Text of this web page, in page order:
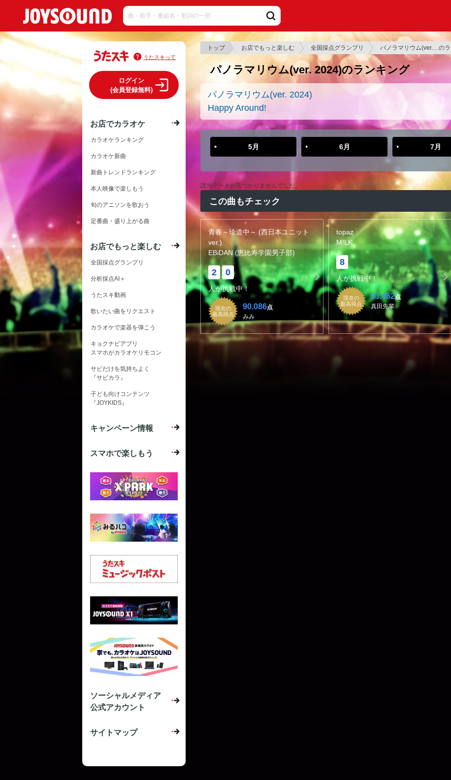
トップ お店でもっと楽しむ 全国採点グランプリ パノラマリウム(ver.…の
パノラマリウム(ver. 2024)のランキング
パノラマリウム(ver. 2024)
Happy Around!
5月 6月 7月
該当データが見つかりませんでした。
この曲もチェック
青春～珍道中～ (西日本ユニット
ver.)
EBiDAN (恵比寿学園男子部)
2 0
人が挑戦中！
現在の
最高得点
90.086点
みみ
topaz
M!LK
8
人が挑戦中！
現在の
最高得点
93.462点
真田先輩
うたスキって
ログイン
(会員登録無料)
お店でカラオケ
カラオケランキング
カラオケ新曲
新曲トレンドランキング
本人映像で楽しもう
旬のアニソンを歌おう
定番曲・盛り上がる曲
お店でもっと楽しむ
全国採点グランプリ
分析採点AI＋
うたスキ動画
歌いたい曲をリクエスト
カラオケで楽器を弾こう
キョクナビアプリ
スマホがカラオケリモコン
サビだけを気持ちよく
『サビカラ』
子ども向けコンテンツ
『JOYKIDS』
キャンペーン情報
スマホで楽しもう
ソーシャルメディア
公式アカウント
サイトマップ